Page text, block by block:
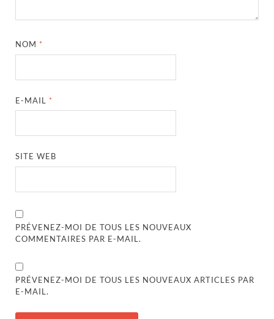
NOM *
E-MAIL *
SITE WEB
PRÉVENEZ-MOI DE TOUS LES NOUVEAUX
COMMENTAIRES PAR E-MAIL.
PRÉVENEZ-MOI DE TOUS LES NOUVEAUX ARTICLES PAR
E-MAIL.